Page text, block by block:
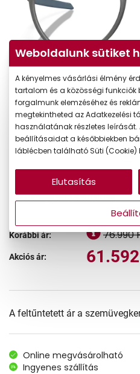
-20% CSAK ONLINE
Korábbi ár: 76.990
Akciós ár:
A feltűntetett ár a
Online megvásárolható
Ingyenes szállítás
Weboldalunk sütiket
A kényelmes vásárlási élmény
tartalom és a közösségi
forgalmunk elemzéséhez és
megtekintheted az Adatkezelési
használatának részletes leírását.
beállításaidat a későbbiekben
láblécben található Süti
Elutasítás